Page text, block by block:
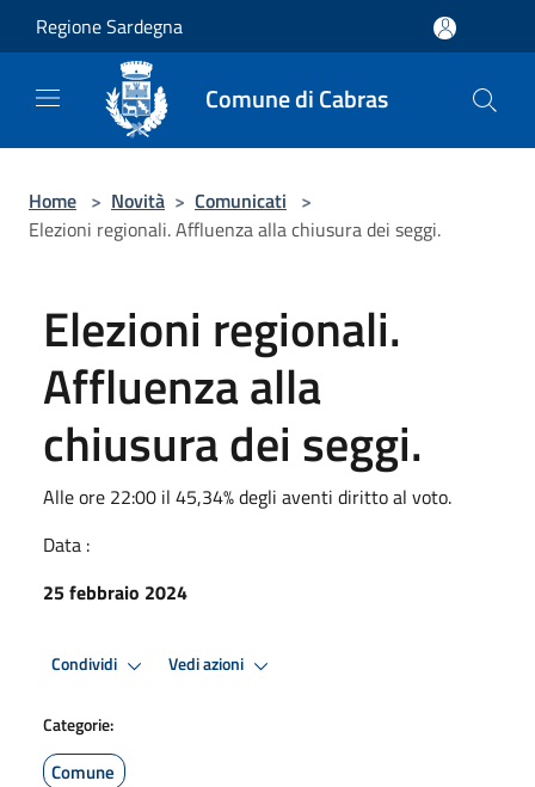
Salta al contenuto principale
Regione Sardegna
Comune di Cabras
Home > Novità > Comunicati >
Elezioni regionali. Affluenza alla chiusura dei seggi.
Elezioni regionali.
Affluenza alla
chiusura dei seggi.
Alle ore 22:00 il 45,34% degli aventi diritto al voto.
Data :
25 febbraio 2024
Condividi Vedi azioni
Categorie:
Comune